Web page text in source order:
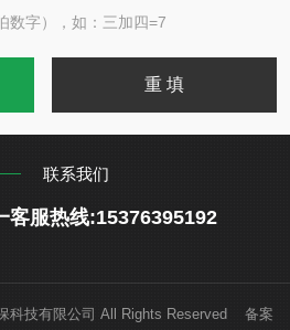
数字），如：三加四=7
联系我们
客服热线:15376395192
科技有限公司 All Rights Reserved 备案